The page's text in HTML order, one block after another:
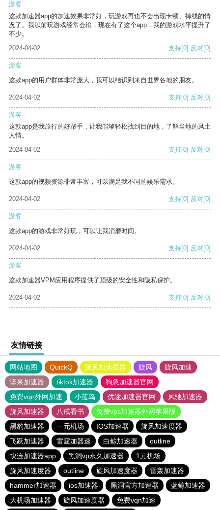
游客
这款加速器app的加速效果非常好，玩游戏再也不会出现卡顿、掉线的情
况了。我以前玩游戏经常会输，现在有了这个app，我的游戏水平提升了
不少。
2024-04-02
支持[0] 反对[0]
游客
这款app的用户群体非常庞大，我可以结识到来自世界各地的朋友。
2024-04-02 支持[0] 反对[0]
游客
这款app是我旅行的好帮手，让我能够轻松找到目的地，了解当地的风土
人情。
2024-04-02
支持[0] 反对[0]
游客
这款app的视频资源非常丰富，可以满足我不同的娱乐需求。
2024-04-02 支持[0] 反对[0]
游客
这款app的游戏非常好玩，可以让我消磨时间。
2024-04-02 支持[0] 反对[0]
游客
这款加速器VPM应用程序提供了顶级的安全性和隐私保护。
2024-04-02 支持[0] 反对[0]
友情链接
网站地图 QuickQ 旋风加速度器 旋风
旋风加速
坚果加速器
tiktok加速器
狗急加速器官网
免费vqn外网加速
小蓝鸟 优途加速器官网
风驰加速器
旋风加速器
八戒看书
免费vps加速器外网苹果版
黑豹加速器
一元机场 IOS加速器
旋风加速度器
飞跃加速器
雷霆加器速 白鲸加速器
outline
快连加速器app
黑洞vp永久加速器
1元机场
旋风加速度器
outline 旋风加速度器
雷轰加速器
hammer加速器
ios加速器 黑洞官方加速器
蓝鲸加速器
大机场加速器
旋风加速度器 免费vqn加速